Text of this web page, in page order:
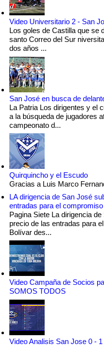
Video Universitario 2 - San
Los goles de Castilla que se
santo Correo del Sur
dos años ...
San José en busca de
La Patria Los dirigentes y el
a la búsqueda de jugadores
campeonato d...
Quirquincho y el Escudo
Gracias a Luis Marco
LA dirigencia de San José
entradas para el
Pagina Siete La dirigencia
precio de las entradas para
Bolívar des...
Video Campaña de Socios
SOMOS TODOS
Video Analisis San Jose 0 -